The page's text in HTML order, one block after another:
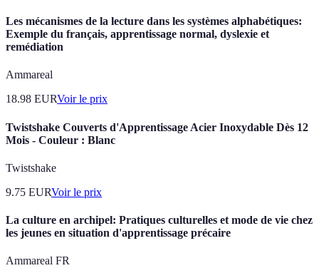
Les mécanismes de la lecture dans les systèmes alphabétiques:
Exemple du français, apprentissage normal, dyslexie et
remédiation
Ammareal
18.98 EURVoir le prix
Twistshake Couverts d'Apprentissage Acier Inoxydable Dès 12
Mois - Couleur : Blanc
Twistshake
9.75 EURVoir le prix
La culture en archipel: Pratiques culturelles et mode de vie chez
les jeunes en situation d'apprentissage précaire
Ammareal FR